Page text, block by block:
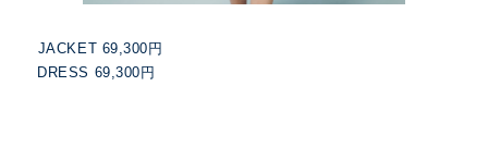
JACKET 69,300円
DRESS 69,300円